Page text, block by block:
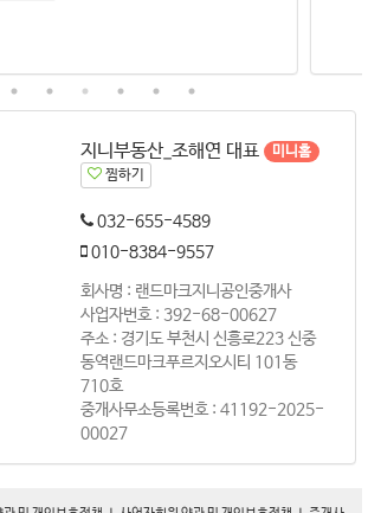
지니부동산_조해연 대표 미니홈
찜하기
032-655-4589
010-8384-9557
회사명 : 랜드마크지니공인중개사
사업자번호 : 392-68-00627
주소 : 경기도 부천시 신흥로223 신중
동역랜드마크푸르지오시티 101동
710호
중개사무소등록번호 : 41192-2025-
00027